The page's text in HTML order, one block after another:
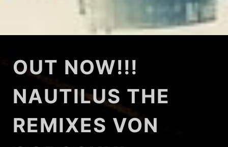
OUT NOW!!!
NAUTILUS THE
REMIXES VON